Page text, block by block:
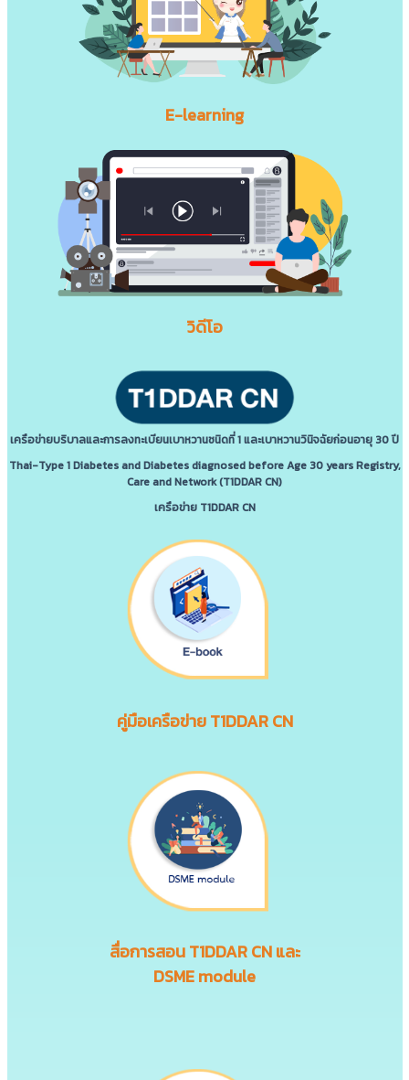
E-learning
วิดีโอ
เครือข่ายบริบาลและการลงทะเบียนเบาหวานชนิดที่ 1 และเบาหวานวินิจฉัยก่อนอายุ 30 ปี
Thai-Type 1 Diabetes and Diabetes diagnosed before Age 30 years Registry,
Care and Network (T1DDAR CN)
เครือข่าย T1DDAR CN
คู่มือเครือข่าย T1DDAR CN
สื่อการสอนT1DDAR CNและ
DSME module